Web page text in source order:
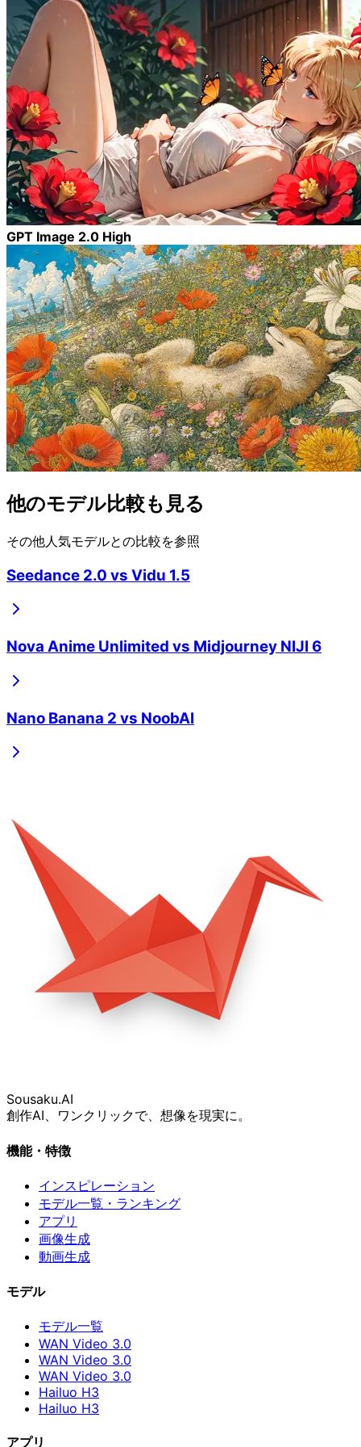
GPT Image 2.0 High
他のモデル比較も見る
その他人気モデルとの比較を参照
Seedance 2.0 vs Vidu 1.5
Nova Anime Unlimited vs Midjourney NIJI 6
Nano Banana 2 vs NoobAI
Sousaku.AI
創作AI、ワンクリックで、想像を現実に。
機能・特徴
インスピレーション
モデル一覧・ランキング
アプリ
画像生成
動画生成
モデル
モデル一覧
WAN Video 3.0
WAN Video 3.0
WAN Video 3.0
Hailuo H3
Hailuo H3
アプリ